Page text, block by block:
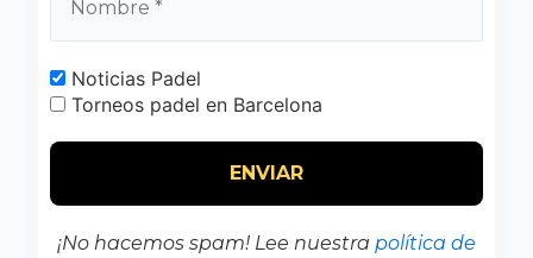
Noticias Padel
Torneos padel en Barcelona
¡No hacemos spam! Lee nuestra política de